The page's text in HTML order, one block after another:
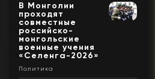
В Монголии
проходят
совместные
российско-
монгольские
военные учения
«Селенга-2026»
Политика